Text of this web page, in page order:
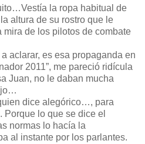
la ropa habitual de
altura de su rostro que le
de los pilotos de combate
aclarar, es esa propaganda en
2011”, me pareció ridícula
Juan, no le daban mucha
dice alegórico…, para
Porque lo que se dice el
normas lo hacía la
al instante por los parlantes.